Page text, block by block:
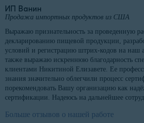
ИП Ванин
Продажа импортных продуктов из США
Выражаю признательность за проведенную
декларированию пищевой продукции,
условий и регистрацию штрих-кодов на наш
также выражаю искреннюю благодарность
клиентами Никитиной Елизавете. Ее
знания значительно облегчили процесс
порекомендовать Вашу организацию как
сертификации. Надеюсь на дальнейшее
Больше отзывов о нашей работе